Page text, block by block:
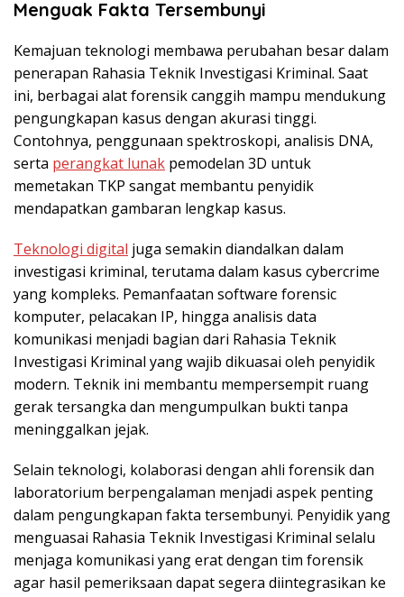
Menguak Fakta Tersembunyi
Kemajuan teknologi membawa perubahan besar dalam
penerapan Rahasia Teknik Investigasi Kriminal. Saat
ini, berbagai alat forensik canggih mampu mendukung
pengungkapan kasus dengan akurasi tinggi.
Contohnya, penggunaan spektroskopi, analisis DNA,
serta perangkat lunak pemodelan 3D untuk
memetakan TKP sangat membantu penyidik
mendapatkan gambaran lengkap kasus.
Teknologi digital juga semakin diandalkan dalam
investigasi kriminal, terutama dalam kasus cybercrime
yang kompleks. Pemanfaatan software forensic
komputer, pelacakan IP, hingga analisis data
komunikasi menjadi bagian dari Rahasia Teknik
Investigasi Kriminal yang wajib dikuasai oleh penyidik
modern. Teknik ini membantu mempersempit ruang
gerak tersangka dan mengumpulkan bukti tanpa
meninggalkan jejak.
Selain teknologi, kolaborasi dengan ahli forensik dan
laboratorium berpengalaman menjadi aspek penting
dalam pengungkapan fakta tersembunyi. Penyidik yang
menguasai Rahasia Teknik Investigasi Kriminal selalu
menjaga komunikasi yang erat dengan tim forensik
agar hasil pemeriksaan dapat segera diintegrasikan ke